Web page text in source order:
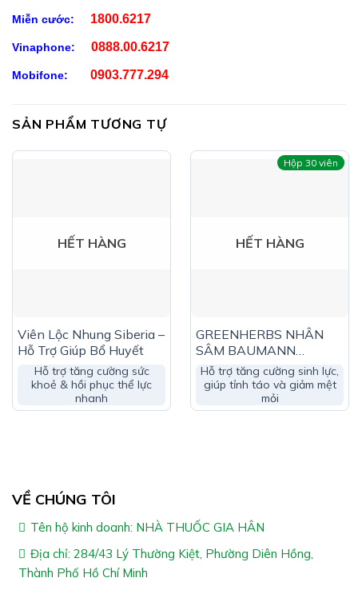
chế tình trạng mệt mỏi suy nhược
Giúp bổ trung, ích khí, cường tinh, cầm máu & tiêu
sưng
Hỗ trợ làm mạnh gân cốt & bổ khí huyết
thẳng
Miễn cước: 1800.6217
Vinaphone: 0888.00.6217
Mobifone: 0903.777.294
SẢN PHẨM TƯƠNG TỰ
HẾT HÀNG
Viên Lộc Nhung Siberia –
Hỗ Trợ Giúp Bổ Huyết
Hỗ trợ tăng cường sức
khoẻ & hồi phục thể lực
nhanh
Hộp 30 viên
HẾT HÀNG
GREENHERBS NHÂN
SÂM BAUMANN
WISCONSIN – Hỗ Trợ
Giúp Tỉnh Táo
Hỗ trợ tăng cường sinh lực,
giúp tỉnh táo và giảm mệt
mỏi
VỀ CHÚNG TÔI
Tên hộ kinh doanh: NHÀ THUỐC GIA HÂN
Địa chỉ: 284/43 Lý Thường Kiệt, Phường Diên Hồng,
Thành Phố Hồ Chí Minh